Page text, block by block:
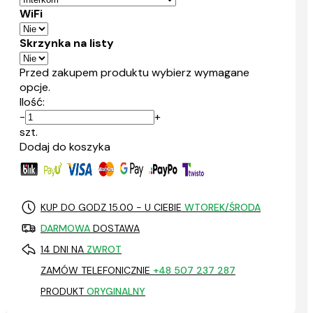
WiFi
Skrzynka na listy
Przed zakupem produktu wybierz wymagane
opcje.
Ilość:
-
+
szt.
Dodaj do koszyka
KUP DO GODZ 15.00 - U CIEBIE WTOREK/ŚRODA
DARMOWA DOSTAWA
14 DNI NA ZWROT
ZAMÓW TELEFONICZNIE +48 507 237 287
PRODUKT ORYGINALNY